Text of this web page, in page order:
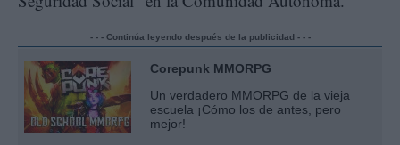
- - - Continúa leyendo después de la publicidad - - -
Corepunk MMORPG
Un verdadero MMORPG de la vieja
escuela ¡Cómo los de antes, pero
mejor!